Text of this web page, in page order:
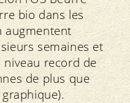
bio dans les
augmentent
semaines et
record de
de plus que